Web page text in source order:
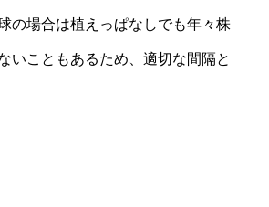
の場合は植えっぱなしでも年々株
いこともあるため、適切な間隔と